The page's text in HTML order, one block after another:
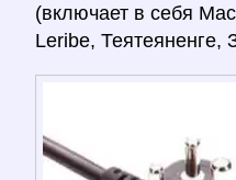
(включает в себя
Leribe, Теятеяненге,